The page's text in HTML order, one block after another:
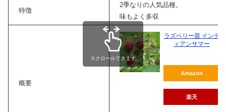
特徴
2季なりの人気品種。
味もよく多収
概要
ラズベリー苗 インデ
ィアンサマー
Amazon
楽天
スクロールできます